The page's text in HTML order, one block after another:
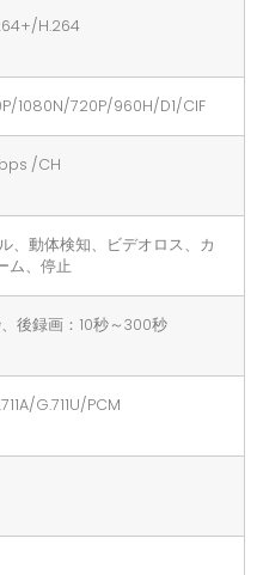
H.264
1080N/720P/960H/D1/CIF
/CH
、動体検知、ビデオロス、カ
ム、停止
後録画：10秒～300秒
G.711U/PCM